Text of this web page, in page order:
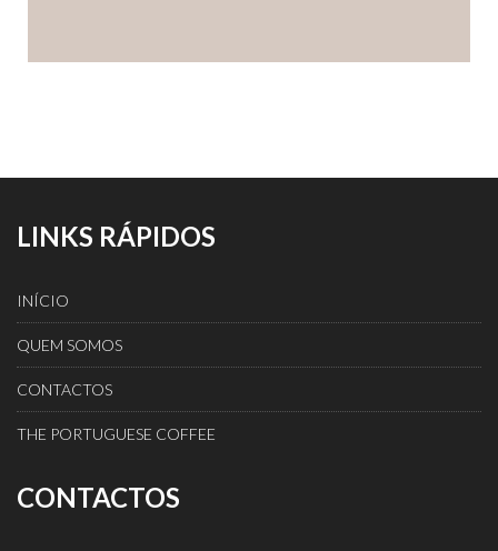
LINKS RÁPIDOS
INÍCIO
QUEM SOMOS
CONTACTOS
THE PORTUGUESE COFFEE
CONTACTOS